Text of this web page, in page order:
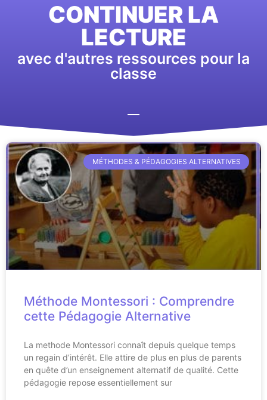
CONTINUER LA
LECTURE
avec d'autres ressources pour la
classe
MÉTHODES & PÉDAGOGIES ALTERNATIVES
Méthode Montessori : Comprendre
cette Pédagogie Alternative
La methode Montessori connaît depuis quelque temps
un regain d’intérêt. Elle attire de plus en plus de parents
en quête d’un enseignement alternatif de qualité. Cette
pédagogie repose essentiellement sur